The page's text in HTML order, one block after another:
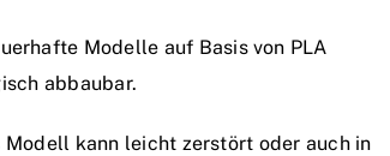
Modelle auf Basis von PLA
abbaubar.
Modell kann leicht zerstört oder auch in